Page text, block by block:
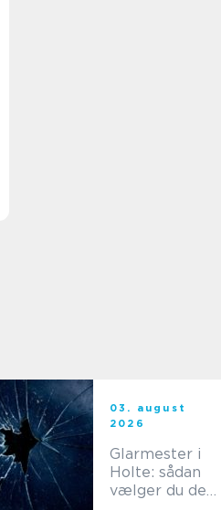
03. august
2026
Glarmester i
Holte: sådan
vælger du den